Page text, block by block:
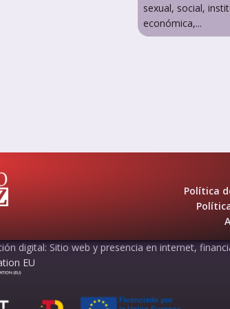
sexual, social,
económica,...
Política
digital: Sitio web y presencia en internet,
EU